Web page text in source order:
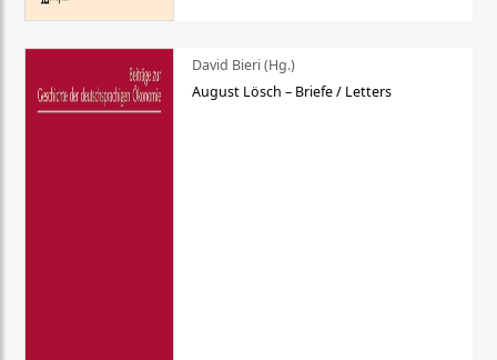
David Bieri (Hg.)
August Lösch – Briefe / Letters